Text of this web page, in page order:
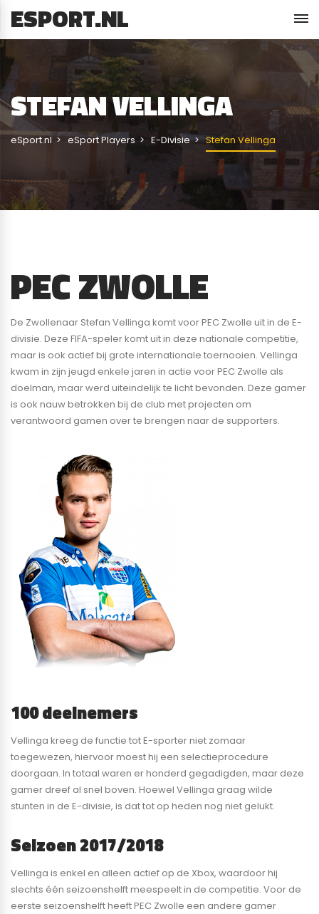
ESPORT.NL
STEFAN VELLINGA
eSport.nl eSport Players E-Divisie Stefan Vellinga
PEC ZWOLLE
De Zwollenaar Stefan Vellinga komt voor PEC Zwolle uit in de E-
divisie. Deze FIFA-speler komt uit in deze nationale competitie,
maar is ook actief bij grote internationale toernooien. Vellinga
kwam in zijn jeugd enkele jaren in actie voor PEC Zwolle als
doelman, maar werd uiteindelijk te licht bevonden. Deze gamer
is ook nauw betrokken bij de club met projecten om
verantwoord gamen over te brengen naar de supporters.
100 deelnemers
Vellinga kreeg de functie tot E-sporter niet zomaar
toegewezen, hiervoor moest hij een selectieprocedure
doorgaan. In totaal waren er honderd gegadigden, maar deze
gamer dreef al snel boven. Hoewel Vellinga graag wilde
stunten in de E-divisie, is dat tot op heden nog niet gelukt.
Seizoen 2017/2018
Vellinga is enkel en alleen actief op de Xbox, waardoor hij
slechts één seizoenshelft meespeelt in de competitie. Voor de
eerste seizoenshelft heeft PEC Zwolle een andere gamer